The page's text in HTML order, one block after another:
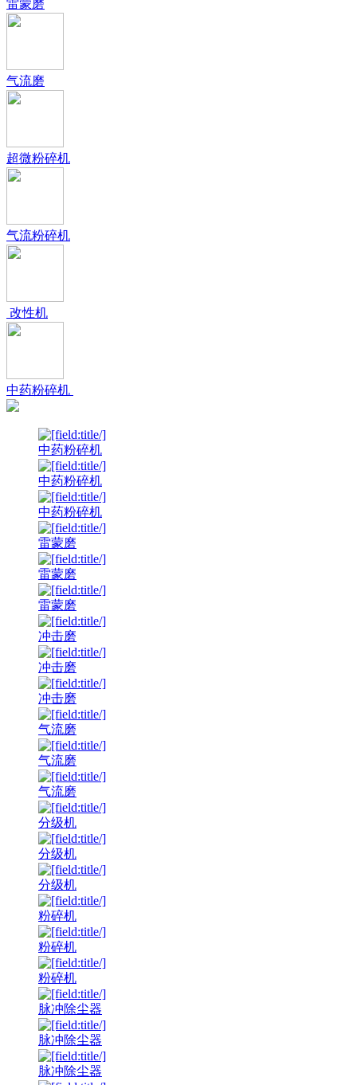
雷蒙磨
气流磨
超微粉碎机
气流粉碎机
改性机
中药粉碎机
中药粉碎机
中药粉碎机
中药粉碎机
雷蒙磨
雷蒙磨
雷蒙磨
冲击磨
冲击磨
冲击磨
气流磨
气流磨
气流磨
分级机
分级机
分级机
粉碎机
粉碎机
粉碎机
脉冲除尘器
脉冲除尘器
脉冲除尘器